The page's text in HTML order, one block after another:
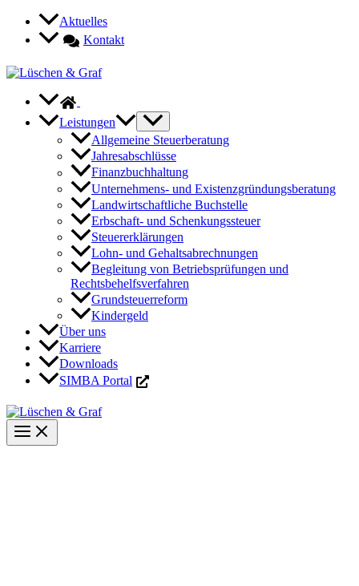
Zum
springen
Aktuelles
Kontakt
Leistungen
Allgemeine Steuerberatung
Jahresabschlüsse
Finanzbuchhaltung
Unternehmens- und Existenzgründungsberatung
Landwirtschaftliche Buchstelle
Erbschaft- und Schenkungssteuer
Steuererklärungen
Lohn- und Gehaltsabrechnungen
Begleitung von Betriebsprüfungen und
Rechtsbehelfsverfahren
Grundsteuerreform
Kindergeld
Über uns
Karriere
Downloads
SIMBA Portal